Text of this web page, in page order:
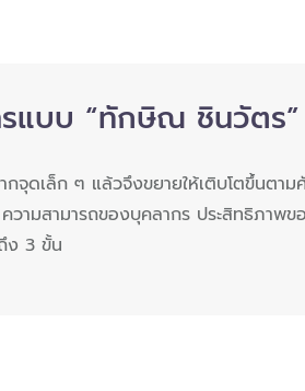
แบบ “ทักษิณ ชินวัตร”
จุดเล็ก ๆ แล้วจึงขยายให้เติบโตขึ้นตา
วามสามารถของบุคลากร ประสิทธิภา
ง 3 ขั้น